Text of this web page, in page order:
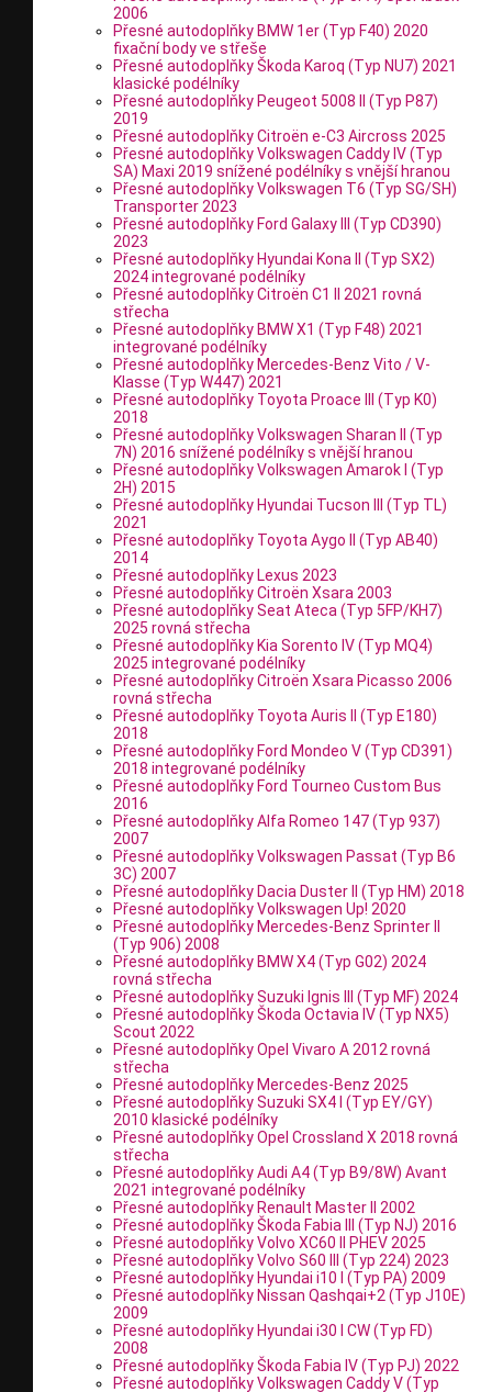
2006
Přesné autodoplňky BMW 1er (Typ F40) 2020
fixační body ve střeše
Přesné autodoplňky Škoda Karoq (Typ NU7) 2021
klasické podélníky
Přesné autodoplňky Peugeot 5008 II (Typ P87)
2019
Přesné autodoplňky Citroën e-C3 Aircross 2025
Přesné autodoplňky Volkswagen Caddy IV (Typ
SA) Maxi 2019 snížené podélníky s vnější hranou
Přesné autodoplňky Volkswagen T6 (Typ SG/SH)
Transporter 2023
Přesné autodoplňky Ford Galaxy III (Typ CD390)
2023
Přesné autodoplňky Hyundai Kona II (Typ SX2)
2024 integrované podélníky
Přesné autodoplňky Citroën C1 II 2021 rovná
střecha
Přesné autodoplňky BMW X1 (Typ F48) 2021
integrované podélníky
Přesné autodoplňky Mercedes-Benz Vito / V-
Klasse (Typ W447) 2021
Přesné autodoplňky Toyota Proace III (Typ K0)
2018
Přesné autodoplňky Volkswagen Sharan II (Typ
7N) 2016 snížené podélníky s vnější hranou
Přesné autodoplňky Volkswagen Amarok I (Typ
2H) 2015
Přesné autodoplňky Hyundai Tucson III (Typ TL)
2021
Přesné autodoplňky Toyota Aygo II (Typ AB40)
2014
Přesné autodoplňky Lexus 2023
Přesné autodoplňky Citroën Xsara 2003
Přesné autodoplňky Seat Ateca (Typ 5FP/KH7)
2025 rovná střecha
Přesné autodoplňky Kia Sorento IV (Typ MQ4)
2025 integrované podélníky
Přesné autodoplňky Citroën Xsara Picasso 2006
rovná střecha
Přesné autodoplňky Toyota Auris II (Typ E180)
2018
Přesné autodoplňky Ford Mondeo V (Typ CD391)
2018 integrované podélníky
Přesné autodoplňky Ford Tourneo Custom Bus
2016
Přesné autodoplňky Alfa Romeo 147 (Typ 937)
2007
Přesné autodoplňky Volkswagen Passat (Typ B6
3C) 2007
Přesné autodoplňky Dacia Duster II (Typ HM) 2018
Přesné autodoplňky Volkswagen Up! 2020
Přesné autodoplňky Mercedes-Benz Sprinter II
(Typ 906) 2008
Přesné autodoplňky BMW X4 (Typ G02) 2024
rovná střecha
Přesné autodoplňky Suzuki Ignis III (Typ MF) 2024
Přesné autodoplňky Škoda Octavia IV (Typ NX5)
Scout 2022
Přesné autodoplňky Opel Vivaro A 2012 rovná
střecha
Přesné autodoplňky Mercedes-Benz 2025
Přesné autodoplňky Suzuki SX4 I (Typ EY/GY)
2010 klasické podélníky
Přesné autodoplňky Opel Crossland X 2018 rovná
střecha
Přesné autodoplňky Audi A4 (Typ B9/8W) Avant
2021 integrované podélníky
Přesné autodoplňky Renault Master II 2002
Přesné autodoplňky Škoda Fabia III (Typ NJ) 2016
Přesné autodoplňky Volvo XC60 II PHEV 2025
Přesné autodoplňky Volvo S60 III (Typ 224) 2023
Přesné autodoplňky Hyundai i10 I (Typ PA) 2009
Přesné autodoplňky Nissan Qashqai+2 (Typ J10E)
2009
Přesné autodoplňky Hyundai i30 I CW (Typ FD)
2008
Přesné autodoplňky Škoda Fabia IV (Typ PJ) 2022
Přesné autodoplňky Volkswagen Caddy V (Typ